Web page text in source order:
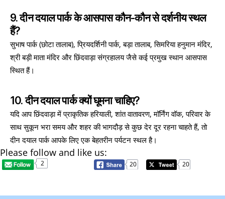
9. दीन दयाल पार्क के आसपास कौन-कौन से दर्शनीय स्थल
हैं?
सुभाष पार्क (छोटा तालाब), प्रियदर्शिनी पार्क, बड़ा तालाब, सिमरिया हनुमान मंदिर,
श्री बड़ी माता मंदिर और छिंदवाड़ा संग्रहालय जैसे कई प्रमुख स्थान आसपास
स्थित हैं।
10. दीन दयाल पार्क क्यों घूमना चाहिए?
यदि आप छिंदवाड़ा में प्राकृतिक हरियाली, शांत वातावरण, मॉर्निंग वॉक, परिवार के
साथ सुकून भरा समय और शहर की भागदौड़ से कुछ देर दूर रहना चाहते हैं, तो
दीन दयाल पार्क आपके लिए एक बेहतरीन पर्यटन स्थल है।
Please follow and like us:
2 20 20